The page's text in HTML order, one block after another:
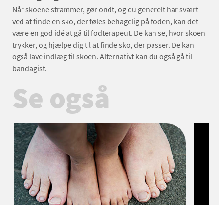
Når skoene strammer, gør ondt, og du generelt har svært
ved at finde en sko, der føles behagelig på foden, kan det
være en god idé at gå til fodterapeut. De kan se, hvor skoen
trykker, og hjælpe dig til at finde sko, der passer. De kan
også lave indlæg til skoen. Alternativt kan du også gå til
bandagist.
Se også